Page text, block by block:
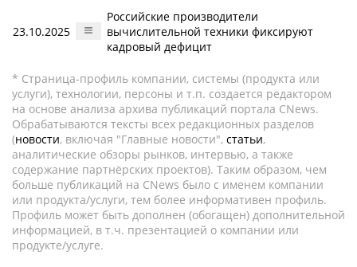
23.10.2025
Российские производители
вычислительной техники фиксируют
кадровый дефицит
* Страница-профиль компании, системы (продукта или
услуги), технологии, персоны и т.п. создается редактором
на основе анализа архива публикаций портала CNews.
Обрабатываются тексты всех редакционных разделов
(новости, включая "Главные новости", статьи,
аналитические обзоры рынков, интервью, а также
содержание партнёрских проектов). Таким образом, чем
больше публикаций на CNews было с именем компании
или продукта/услуги, тем более информативен профиль.
Профиль может быть дополнен (обогащен) дополнительной
информацией, в т.ч. презентацией о компании или
продукте/услуге.